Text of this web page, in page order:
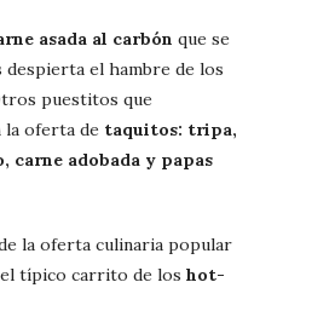
asada al carbón que se
despierta el hambre de los
puestitos que
la oferta de taquitos: tripa,
carne adobada y papas
la oferta culinaria popular
típico carrito de los hot-